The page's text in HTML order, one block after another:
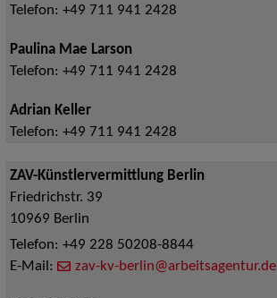
Telefon: +49 711 941 2428
Paulina Mae Larson
Telefon: +49 711 941 2428
Adrian Keller
Telefon: +49 711 941 2428
ZAV-Künstlervermittlung Berlin
Friedrichstr. 39
10969 Berlin
Telefon: +49 228 50208-8844
E-Mail:
zav-kv-berlin@arbeitsagentur.de